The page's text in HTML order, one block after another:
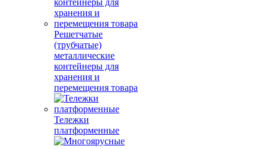
Решетчатые
(трубчатые)
металлические
контейнеры для
хранения и
перемещения товара
Тележки
платформенные